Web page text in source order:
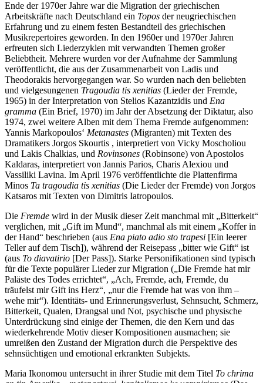
Ende der 1970er Jahre war die Migration der griechischen
Arbeitskräfte nach Deutschland ein Topos der neugriechischen
Erfahrung und zu einem festen Bestandteil des griechischen
Musikrepertoires geworden. In den 1960er und 1970er Jahren
erfreuten sich Liederzyklen mit verwandten Themen großer
Beliebtheit. Mehrere wurden vor der Aufnahme der Sammlung
veröffentlicht, die aus der Zusammenarbeit von Ladis und
Theodorakis hervorgegangen war. So wurden nach den beliebten
und vielgesungenen Tragoudia tis xenitias (Lieder der Fremde,
1965) in der Interpretation von Stelios Kazantzidis und Ena
gramma (Ein Brief, 1970) im Jahr der Absetzung der Diktatur, also
1974, zwei weitere Alben mit dem Thema Fremde aufgenommen:
Yannis Markopoulos‘ Metanastes (Migranten) mit Texten des
Dramatikers Jorgos Skourtis , interpretiert von Vicky Moscholiou
und Lakis Chalkias, und Rovinsones (Robinsone) von Apostolos
Kaldaras, interpretiert von Jannis Parios, Charis Alexiou und
Vassiliki Lavina. Im April 1976 veröffentlichte die Plattenfirma
Minos Ta tragoudia tis xenitias (Die Lieder der Fremde) von Jorgos
Katsaros mit Texten von Dimitris Iatropoulos.
Die Fremde wird in der Musik dieser Zeit manchmal mit „Bitterkeit“
verglichen, mit „Gift im Mund“, manchmal als mit einem „Koffer in
der Hand“ beschrieben (aus Ena piato adio sto trapesi [Ein leerer
Teller auf dem Tisch]), während der Reisepass „bitter wie Gift“ ist
(aus To diavatirio [Der Pass]). Starke Personifikationen sind typisch
für die Texte populärer Lieder zur Migration („Die Fremde hat mir
Paläste des Todes errichtet“, „Ach, Fremde, ach, Fremde, du
träufelst mir Gift ins Herz“, „nur die Fremde hat was von ihm –
wehe mir“). Identitäts- und Erinnerungsverlust, Sehnsucht, Schmerz,
Bitterkeit, Qualen, Drangsal und Not, psychische und physische
Unterdrückung sind einige der Themen, die den Kern und das
wiederkehrende Motiv dieser Kompositionen ausmachen; sie
umreißen den Zustand der Migration durch die Perspektive des
sehnsüchtigen und emotional erkrankten Subjekts.
Maria Ikonomou untersucht in ihrer Studie mit dem Titel To chrima